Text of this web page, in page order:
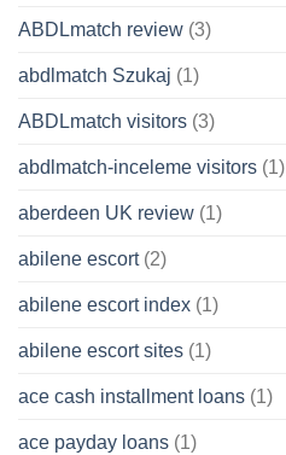
ABDLmatch review (3)
abdlmatch Szukaj (1)
ABDLmatch visitors (3)
abdlmatch-inceleme visitors (1)
aberdeen UK review (1)
abilene escort(2)
abilene escort index (1)
abilene escort sites (1)
ace cash installment loans (1)
ace payday loans (1)